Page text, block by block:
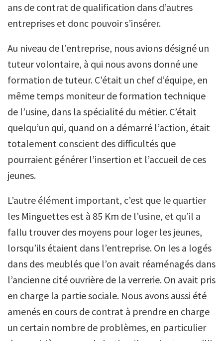
ans de contrat de qualification dans d’autres
entreprises et donc pouvoir s’insérer.
Au niveau de l’entreprise, nous avions désigné un
tuteur volontaire, à qui nous avons donné une
formation de tuteur. C’était un chef d’équipe, en
même temps moniteur de formation technique
de l’usine, dans la spécialité du métier. C’était
quelqu’un qui, quand on a démarré l’action, était
totalement conscient des difficultés que
pourraient générer l’insertion et l’accueil de ces
jeunes.
L’autre élément important, c’est que le quartier
les Minguettes est à 85 Km de l’usine, et qu’il a
fallu trouver des moyens pour loger les jeunes,
lorsqu’ils étaient dans l’entreprise. On les a logés
dans des meublés que l’on avait réaménagés dans
l’ancienne cité ouvrière de la verrerie. On avait pris
en charge la partie sociale. Nous avons aussi été
amenés en cours de contrat à prendre en charge
un certain nombre de problèmes, en particulier